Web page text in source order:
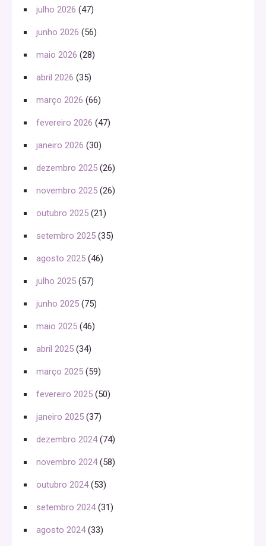
julho 2026 (47)
junho 2026 (56)
maio 2026 (28)
abril 2026 (35)
março 2026 (66)
fevereiro 2026 (47)
janeiro 2026 (30)
dezembro 2025 (26)
novembro 2025 (26)
outubro 2025 (21)
setembro 2025 (35)
agosto 2025 (46)
julho 2025 (57)
junho 2025 (75)
maio 2025 (46)
abril 2025 (34)
março 2025 (59)
fevereiro 2025 (50)
janeiro 2025 (37)
dezembro 2024(74)
novembro 2024(58)
outubro 2024(53)
setembro 2024(31)
agosto 2024(33)